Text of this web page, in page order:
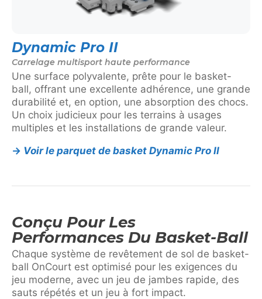
Dynamic Pro II
Carrelage multisport haute performance
Une surface polyvalente, prête pour le basket-
ball, offrant une excellente adhérence, une grande
durabilité et, en option, une absorption des chocs.
Un choix judicieux pour les terrains à usages
multiples et les installations de grande valeur.
→ Voir le parquet de basket Dynamic Pro II
Conçu Pour Les
Performances Du Basket-Ball
Chaque système de revêtement de sol de basket-
ball OnCourt est optimisé pour les exigences du
jeu moderne, avec un jeu de jambes rapide, des
sauts répétés et un jeu à fort impact.